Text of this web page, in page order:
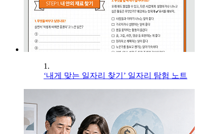
1.
‘내게 맞는 일자리 찾기’ 일자리 탐험 노트